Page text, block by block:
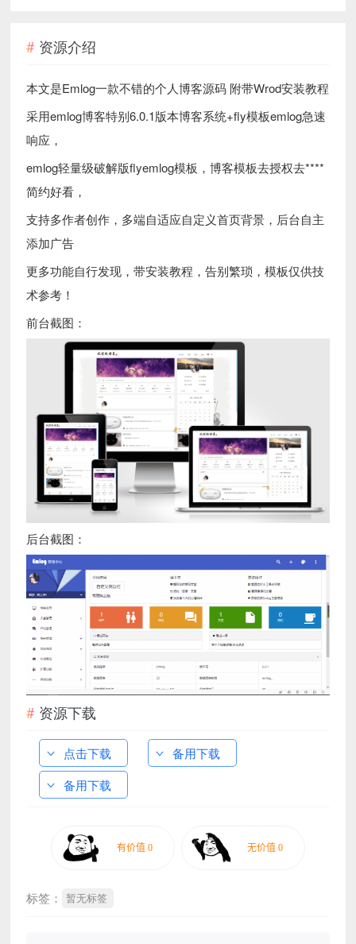
资源介绍
本文是Emlog一款不错的个人博客源码 附带Wrod安装教程
采用emlog博客特别6.0.1版本博客系统+fly模板emlog急速
响应，
emlog轻量级破解版flyemlog模板，博客模板去授权去****
简约好看，
支持多作者创作，多端自适应自定义首页背景，后台自主
添加广告
更多功能自行发现，带安装教程，告别繁琐，模板仅供技
术参考！
前台截图：
后台截图：
资源下载
点击下载
备用下载
备用下载
标签： 暂无标签